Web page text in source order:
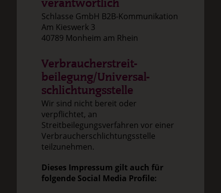
verantwortlich
Schlasse GmbH B2B-Kommunikation
Am Kieswerk 3
40789 Monheim am Rhein
Verbraucher­streit­
beilegung/Universal­
schlichtungs­stelle
Wir sind nicht bereit oder
verpflichtet, an
Streitbeilegungsverfahren vor einer
Verbraucherschlichtungsstelle
teilzunehmen.
Dieses Impressum gilt auch für
folgende Social Media Profile: